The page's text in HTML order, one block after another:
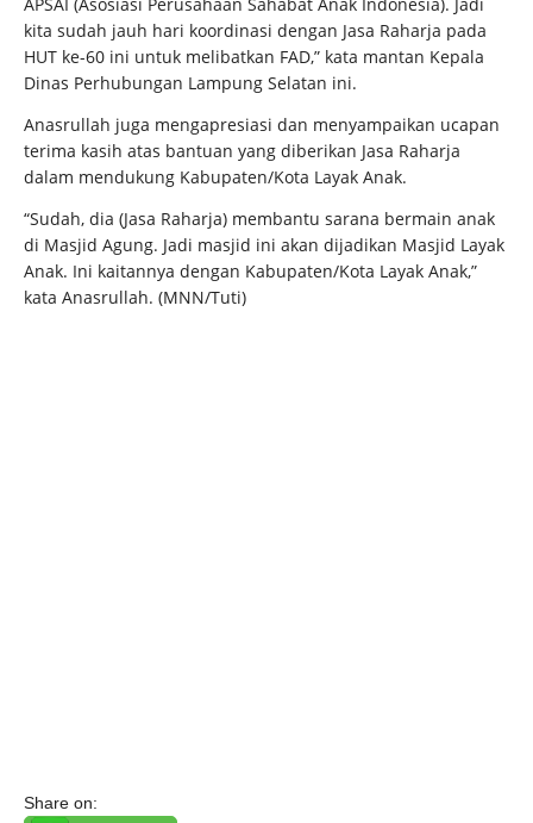
kita sudah jauh hari koordinasi dengan Jasa Raharja pada
HUT ke-60 ini untuk melibatkan FAD,” kata mantan Kepala
Dinas Perhubungan Lampung Selatan ini.
Anasrullah juga mengapresiasi dan menyampaikan ucapan
terima kasih atas bantuan yang diberikan Jasa Raharja
dalam mendukung Kabupaten/Kota Layak Anak.
“Sudah, dia (Jasa Raharja) membantu sarana bermain anak
di Masjid Agung. Jadi masjid ini akan dijadikan Masjid Layak
Anak. Ini kaitannya dengan Kabupaten/Kota Layak Anak,”
kata Anasrullah. (MNN/Tuti)
Share on: